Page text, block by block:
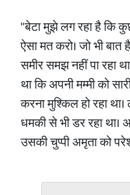
"बेटा मुझे लग रहा है कि
ऐसा मत करो। जो भी
समीर समझ नहीं पा रहा
था कि अपनी मम्मी को
करना मुश्किल हो रहा
धमकी से भी डर रहा था।
उसकी चुप्पी अमृता को